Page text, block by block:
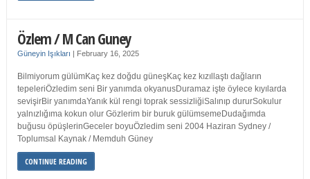
Özlem / M Can Guney
Güneyin Işıkları | February 16, 2025
Bilmiyorum gülümKaç kez doğdu güneşKaç kez kızıllaştı dağların
tepeleriÖzledim seni Bir yanımda okyanusDuramaz işte öylece kıyılarda
sevişirBir yanımdaYanık kül rengi toprak sessizliğiSalınıp dururSokulur
yalnızlığıma kokun olur Gözlerim bir buruk gülümsemeDudağımda
buğusu öpüşlerinGeceler boyuÖzledim seni 2004 Haziran Sydney /
Toplumsal Kaynak / Memduh Güney
CONTINUE READING